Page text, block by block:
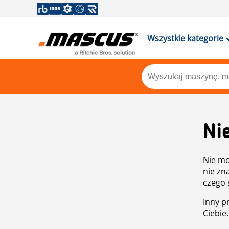
Wszystkie kategorie
Nie
nie
czego
Inny